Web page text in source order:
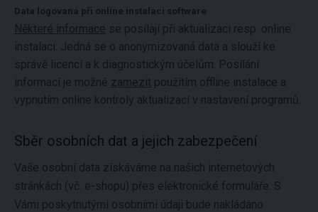
Data logovaná při online instalaci software
Některé informace se posílají při aktualizaci resp. online
instalaci. Jedná se o anonymizovaná data a slouží ke
správě licencí a k diagnostickým účelům. Posílání
informací je možné zamezit použitím offline instalace a
vypnutím online kontroly aktualizací v nastavení programů.
Sběr osobních dat a jejich zabezpečení
Vaše osobní data získáváme na našich internetových
stránkách (vč. e-shopu) přes elektronické formuláře. S
Vámi poskytnutými osobními údaji bude nakládáno